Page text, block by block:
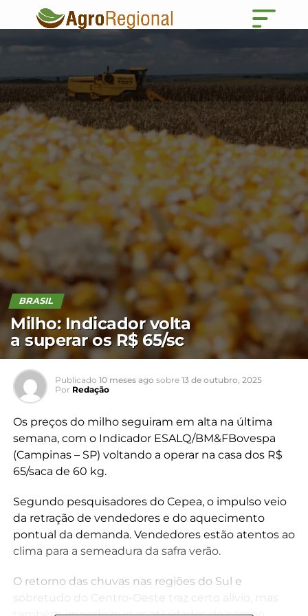
BRASIL
Milho: Indicador volta
a superar os R$ 65/sc
Publicado 10 meses ago sobre 13 de outubro, 2025
Por Redação
Os preços do milho seguiram em alta na última
semana, com o Indicador ESALQ/BM&FBovespa
(Campinas – SP) voltando a operar na casa dos R$
65/saca de 60 kg.
Segundo pesquisadores do Cepea, o impulso veio
da retração de vendedores e do aquecimento
pontual da demanda. Vendedores estão atentos ao
clima para a semeadura da safra verão.
O retorno das chuvas nas regiões do Sul e
sobretudo do Centro-Oeste traz certo alívio, mas